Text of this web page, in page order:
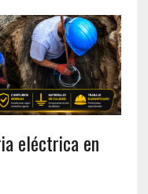
eléctrica en